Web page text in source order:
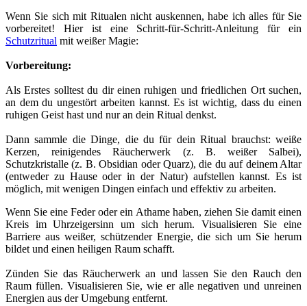
Wenn Sie sich mit Ritualen nicht auskennen, habe ich alles für Sie
vorbereitet! Hier ist eine Schritt-für-Schritt-Anleitung für ein
Schutzritual mit weißer Magie:
Vorbereitung:
Als Erstes solltest du dir einen ruhigen und friedlichen Ort suchen,
an dem du ungestört arbeiten kannst. Es ist wichtig, dass du einen
ruhigen Geist hast und nur an dein Ritual denkst.
Dann sammle die Dinge, die du für dein Ritual brauchst: weiße
Kerzen, reinigendes Räucherwerk (z. B. weißer Salbei),
Schutzkristalle (z. B. Obsidian oder Quarz), die du auf deinem Altar
(entweder zu Hause oder in der Natur) aufstellen kannst. Es ist
möglich, mit wenigen Dingen einfach und effektiv zu arbeiten.
Wenn Sie eine Feder oder ein Athame haben, ziehen Sie damit einen
Kreis im Uhrzeigersinn um sich herum. Visualisieren Sie eine
Barriere aus weißer, schützender Energie, die sich um Sie herum
bildet und einen heiligen Raum schafft.
Zünden Sie das Räucherwerk an und lassen Sie den Rauch den
Raum füllen. Visualisieren Sie, wie er alle negativen und unreinen
Energien aus der Umgebung entfernt.